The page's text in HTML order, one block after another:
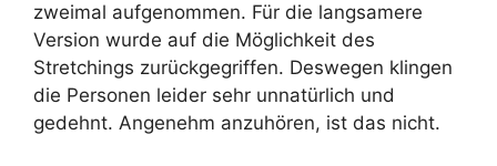
zweimal aufgenommen. Für die langsamere
Version wurde auf die Möglichkeit des
Stretchings zurückgegriffen. Deswegen klingen
die Personen leider sehr unnatürlich und
gedehnt. Angenehm anzuhören, ist das nicht.